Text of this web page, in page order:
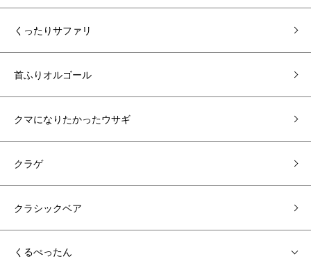
くったりサファリ
首ふりオルゴール
クマになりたかったウサギ
クラゲ
クラシックベア
くるぺったん